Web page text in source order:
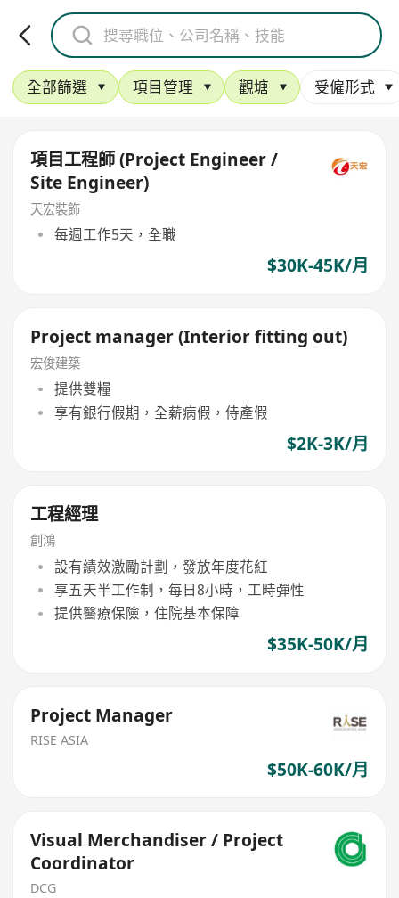
全部篩選 項目管理 觀塘 受僱形式
項目工程師 (Project Engineer /
Site Engineer)
天宏裝飾
每週工作5天，全職
$30K-45K/月
Project manager (Interior fitting out)
宏俊建築
提供雙糧
享有銀行假期，全薪病假，侍產假
$2K-3K/月
工程經理
創鴻
設有績效激勵計劃，發放年度花紅
享五天半工作制，每日8小時，工時彈性
提供醫療保險，住院基本保障
$35K-50K/月
Project Manager
RISE ASIA
$50K-60K/月
Visual Merchandiser / Project
Coordinator
DCG